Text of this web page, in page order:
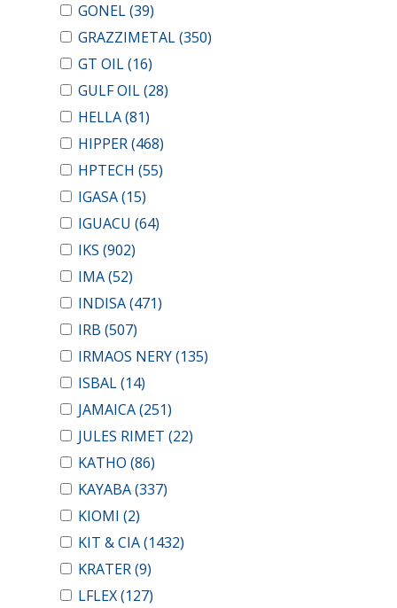
GONEL(39)
GRAZZIMETAL(350)
GT OIL(16)
GULF OIL(28)
HELLA(81)
HIPPER(468)
HPTECH (55)
IGASA(15)
IGUACU (64)
IKS (902)
IMA(52)
INDISA(471)
IRB (507)
IRMAOS NERY(135)
ISBAL(14)
JAMAICA(251)
JULES RIMET (22)
KATHO (86)
KAYABA(337)
KIOMI (2)
KIT & CIA(1432)
KRATER(9)
LFLEX(127)